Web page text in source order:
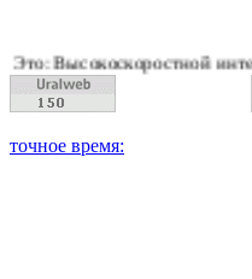
интернет,